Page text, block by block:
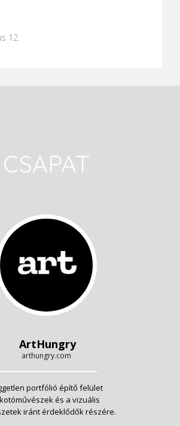
12.
CSAPAT
ArtHungry
arthungry.com
portfólió építő felület
és a vizuális
iránt érdeklődők részére.